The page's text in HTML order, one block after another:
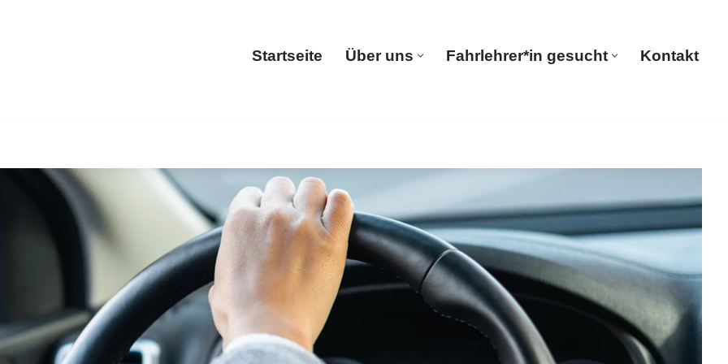
Startseite Über uns Fahrlehrer*in gesucht Kontakt